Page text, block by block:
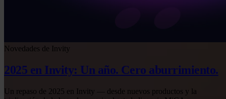
Novedades de Invity
2025 en Invity: Un año. Cero aburrimiento.
Un repaso de 2025 en Invity — desde nuevos productos y la